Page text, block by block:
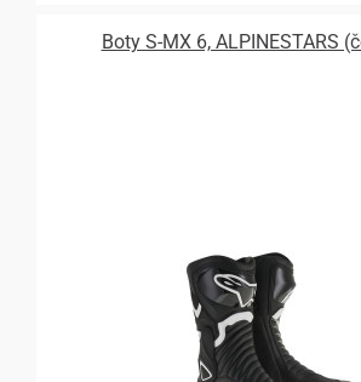
Boty S-MX 6, ALPINESTARS